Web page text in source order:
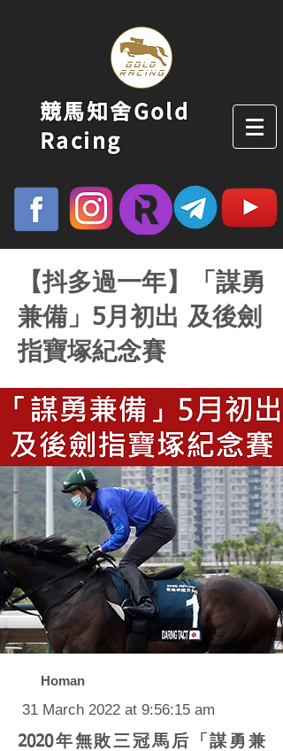
競馬知舍Gold
Racing
【抖多過一年】「謀勇
兼備」5月初出 及後劍
指寶塚紀念賽
Homan
31 March 2022 at 9:56:15 am
2020年無敗三冠馬后「謀勇兼